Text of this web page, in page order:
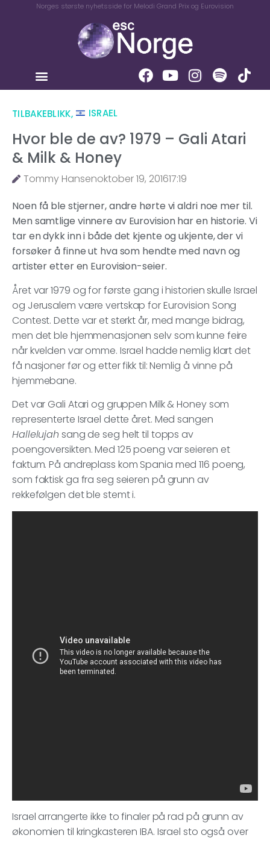
Norges største nyhetsside for Melodi Grand Prix og Eurovision
TILBAKEBLIKK, ISRAEL
Hvor ble de av? 1979 – Gali Atari
& Milk & Honey
Tommy Hansenoktober 19, 201617:19
Noen få ble stjerner, andre hørte vi aldri noe mer til.
Men samtlige vinnere av Eurovision har en historie. Vi
tar en dykk inn i både det kjente og ukjente, der vi
forsøker å finne ut hva som hendte med navn og
artister etter en Eurovision-seier.
Året var 1979 og for første gang i historien skulle Israel
og Jerusalem være vertskap for Eurovision Song
Contest. Dette var et sterkt år, med mange bidrag,
men det ble hjemmenasjonen selv som kunne feire
når kvelden var omme. Israel hadde nemlig klart det
få nasjoner før og etter fikk til: Nemlig å vinne på
hjemmebane.
Det var Gali Atari og gruppen Milk & Honey som
representerte Israel dette året. Med sangen
Hallelujah sang de seg helt til topps av
poengoversikten. Med 125 poeng var seieren et
faktum. På andreplass kom Spania med 116 poeng,
som faktisk ga fra seg seieren på grunn av
rekkefølgen det ble stemt i.
Israel arrangerte ikke to finaler på rad på grunn av
økonomien til kringkasteren IBA. Israel sto også over